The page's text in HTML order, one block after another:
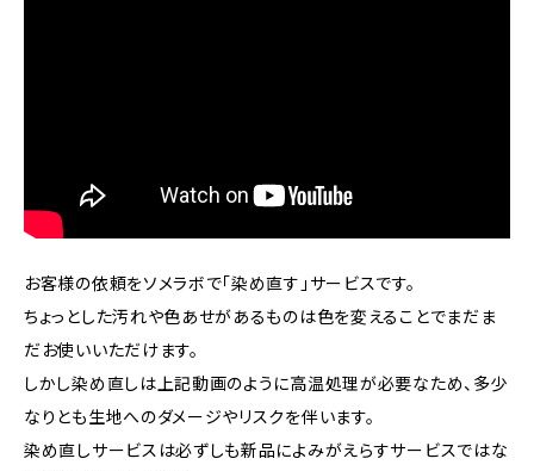
お客様の依頼をソメラボで「染め直す」サービスです。
ちょっとした汚れや色あせがあるものは色を変えることでまだま
だお使いいただけます。
しかし染め直しは上記動画のように高温処理が必要なため、多少
なりとも生地へのダメージやリスクを伴います。
染め直しサービスは必ずしも新品によみがえらすサービスではな